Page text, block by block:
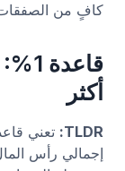
كافٍ من
أكثر
TLDR:
إجمالي رأس